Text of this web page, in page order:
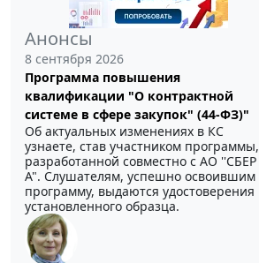
Анонсы
8 сентября 2026
Программа повышения
квалификации "О контрактной
системе в сфере закупок" (44-ФЗ)"
Об актуальных изменениях в КС
узнаете, став участником программы,
разработанной совместно с АО ''СБЕР
А". Слушателям, успешно освоившим
программу, выдаются удостоверения
установленного образца.